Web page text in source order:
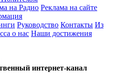
на Радио Реклама на сайте
Руководство Контакты Из
о нас Наши достижения
интернет-канал